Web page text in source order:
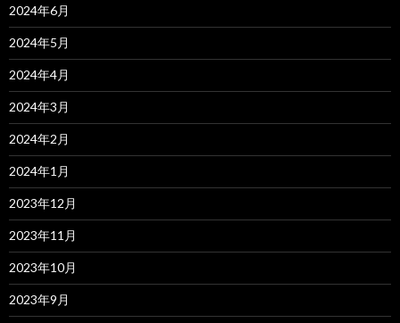
2024年6月
2024年5月
2024年4月
2024年3月
2024年2月
2024年1月
2023年12月
2023年11月
2023年10月
2023年9月